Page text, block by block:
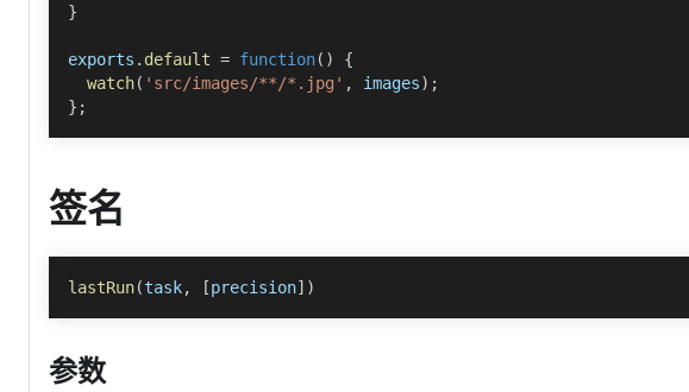
}
exports . default = function( )
{
watch( 'src/images/**/*.jpg' , images) ;
} ;
签名
lastRun(task, [precision] )
参数